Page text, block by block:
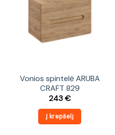
Vonios spintelė ARUBA
CRAFT 829
243€
Į krepšelį